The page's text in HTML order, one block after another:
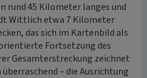
rund 45 Kilometer langes und
Wittlich etwa 7 Kilometer
das sich im Kartenbild als
Fortsetzung des
Gesamterstreckung zeichnet
– die Ausrichtung